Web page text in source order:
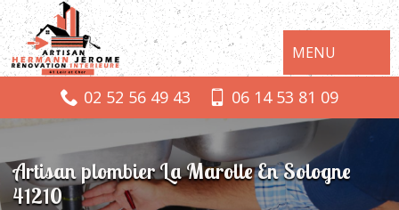
MENU
02 52 56 49 43 06 14 53 81 09
Artisan plombier La Marolle En Sologne
41210